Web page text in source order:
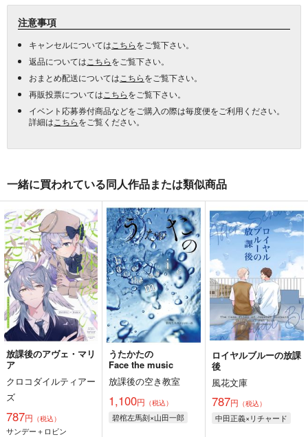
注意事項
キャンセルについては こちらをご覧下さい。
返品については こちらをご覧下さい。
おまとめ配送については こちらをご覧下さい。
再販投票については こちらをご覧下さい。
イベント応募券付商品などをご購入の際は毎度便をご利用ください。
詳細は こちらをご覧ください。
一緒に買われている同人作品または類似商品
放課後のアヴェ・マリ
ア
クロコダイルティアー
ズ
787円 （税込）
サンデー＋ロビン
うたかたの
Face the music
放課後の空き教室
1,100円 （税込）
碧棺左馬刻×山田一郎
ロイヤルブルーの放課
後
風花文庫
787円 （税込）
中田正義×リチャード